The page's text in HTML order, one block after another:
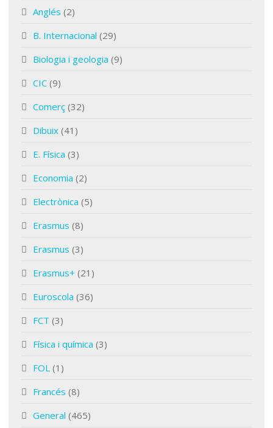
Anglés (2)
B. Internacional (29)
Biologia i geologia (9)
CIC (9)
Comerç (32)
Dibuix (41)
E. Física (3)
Economia (2)
Electrònica (5)
Erasmus (8)
Erasmus (3)
Erasmus+ (21)
Euroscola (36)
FCT (3)
Física i química (3)
FOL (1)
Francés (8)
General (465)